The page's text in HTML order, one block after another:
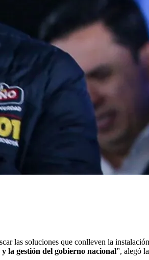
las soluciones que conlleven la
la gestión del gobierno nacional”, alegó